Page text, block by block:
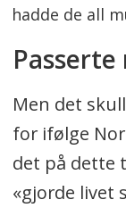
hadde de all
Men det
for ifølge
det på dette
«gjorde livet